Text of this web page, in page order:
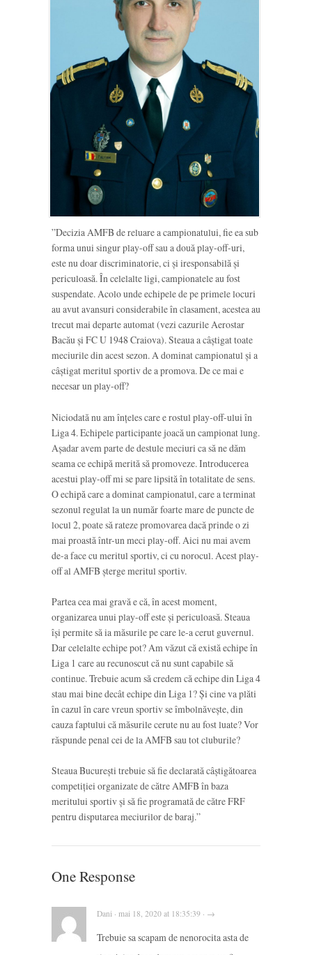
”Decizia AMFB de reluare a campionatului, fie ea sub
forma unui singur play-off sau a două play-off-uri,
este nu doar discriminatorie, ci și iresponsabilă și
periculoasă. În celelalte ligi, campionatele au fost
suspendate. Acolo unde echipele de pe primele locuri
au avut avansuri considerabile în clasament, acestea au
trecut mai departe automat (vezi cazurile Aerostar
Bacău și FC U 1948 Craiova). Steaua a câștigat toate
meciurile din acest sezon. A dominat campionatul și a
câștigat meritul sportiv de a promova. De ce mai e
necesar un play-off?
Niciodată nu am înțeles care e rostul play-off-ului în
Liga 4. Echipele participante joacă un campionat lung.
Așadar avem parte de destule meciuri ca să ne dăm
seama ce echipă merită să promoveze. Introducerea
acestui play-off mi se pare lipsită în totalitate de sens.
O echipă care a dominat campionatul, care a terminat
sezonul regulat la un număr foarte mare de puncte de
locul 2, poate să rateze promovarea dacă prinde o zi
mai proastă într-un meci play-off. Aici nu mai avem
de-a face cu meritul sportiv, ci cu norocul. Acest play-
off al AMFB șterge meritul sportiv.
Partea cea mai gravă e că, în acest moment,
organizarea unui play-off este și periculoasă. Steaua
își permite să ia măsurile pe care le-a cerut guvernul.
Dar celelalte echipe pot? Am văzut că există echipe în
Liga 1 care au recunoscut că nu sunt capabile să
continue. Trebuie acum să credem că echipe din Liga 4
stau mai bine decât echipe din Liga 1? Și cine va plăti
în cazul în care vreun sportiv se îmbolnăvește, din
cauza faptului că măsurile cerute nu au fost luate? Vor
răspunde penal cei de la AMFB sau tot cluburile?
Steaua București trebuie să fie declarată câștigătoarea
competiției organizate de către AMFB în baza
meritului sportiv și să fie programată de către FRF
pentru disputarea meciurilor de baraj.”
One Response
Dani · mai 18, 2020 at 18:35:39 · →
Trebuie sa scapam de nenorocita asta de